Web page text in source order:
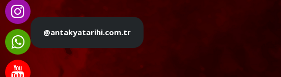
@antakyatarihi.com.tr